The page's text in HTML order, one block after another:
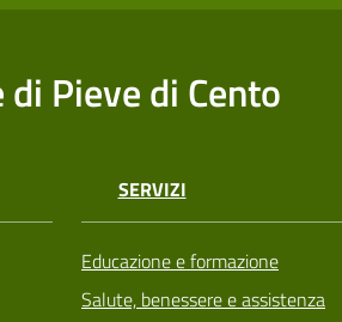
di Pieve di Cento
SERVIZI
Educazione e formazione
Salute, benessere e assistenza